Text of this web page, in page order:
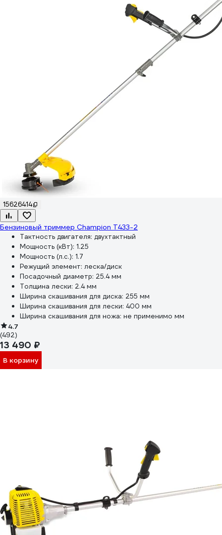
15626414
Бензиновый триммер Champion Т433-2
Тактность двигателя: двухтактный
Мощность (кВт): 1.25
Мощность (л.с.): 1.7
Режущий элемент: леска/диск
Посадочный диаметр: 25.4 мм
Толщина лески: 2.4 мм
Ширина скашивания для диска: 255 мм
Ширина скашивания для лески: 400 мм
Ширина скашивания для ножа: не применимо мм
4.7
(492)
13 490 ₽
В корзину